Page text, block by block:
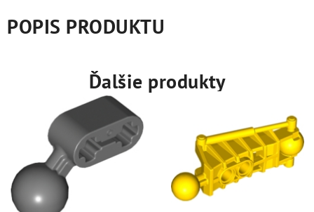
POPIS PRODUKTU
Ďalšie produkty